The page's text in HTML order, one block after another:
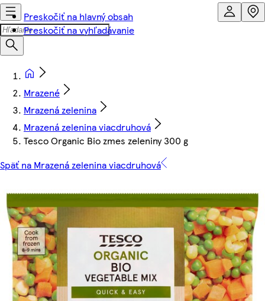
Preskočiť na hlavný obsah
Preskočiť na vyhľadávanie
Mrazené
Mrazená zelenina
Mrazená zelenina viacdruhová
Tesco Organic Bio zmes zeleniny 300 g
Späť na Mrazená zelenina viacdruhová